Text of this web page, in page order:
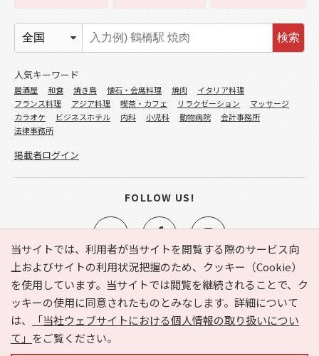
当サイトでは、利用者が当サイトを閲覧する際のサービス向
上およびサイトの利用状況把握のため、クッキー（Cookie）
を使用しています。当サイトでは閲覧を継続されることで、ク
ッキーの使用に同意されたものとみなします。詳細について
は、
「当社ウェブサイトにおける個人情報の取り扱いについ
て」 をご覧ください。
e-NAVITA（イーナビタ）とは？ お気に入り
ヘルプ
利用規約
個人情報の取り扱いについて
運営会社
サイトマップ
広告掲載に関するお問い合わせ
検索
人気キーワード
居酒屋 和食 焼き鳥 懐石・会席料理 焼肉
イタリア料理
フランス料理
アジア料理 喫茶・カフェ リラクゼーション
マッサージ
カラオケ
ビジネスホテル 内科 小児科 動物病院
会計事務所
法律事務所
掲載者ログイン
FOLLOW US!